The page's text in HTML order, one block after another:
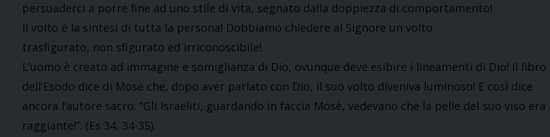
persuaderci a porre fine ad uno stile di vita, segnato dalla doppiezza di comportamento!
Il volto è la sintesi di tutta la persona! Dobbiamo chiedere al Signore un volto
trasfigurato, non sfigurato ed irriconoscibile!
L’uomo è creato ad immagine e somiglianza di Dio, ovunque deve esibire i lineamenti di Dio! Il libro
dell’Esodo dice di Mosè che, dopo aver parlato con Dio, il suo volto diveniva luminoso! E così dice
ancora l’autore sacro: “Gli Israeliti, guardando in faccia Mosè, vedevano che la pelle del suo viso era
raggiante!”. (Es 34, 34-35).